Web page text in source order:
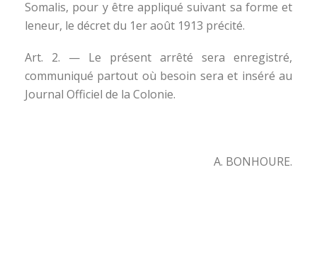
Somalis, pour y être appliqué suivant sa forme et
leneur, le décret du 1er août 1913 précité.
Art. 2. — Le présent arrêté sera enregistré,
communiqué partout où besoin sera et inséré au
Journal Officiel de la Colonie.
A. BONHOURE.